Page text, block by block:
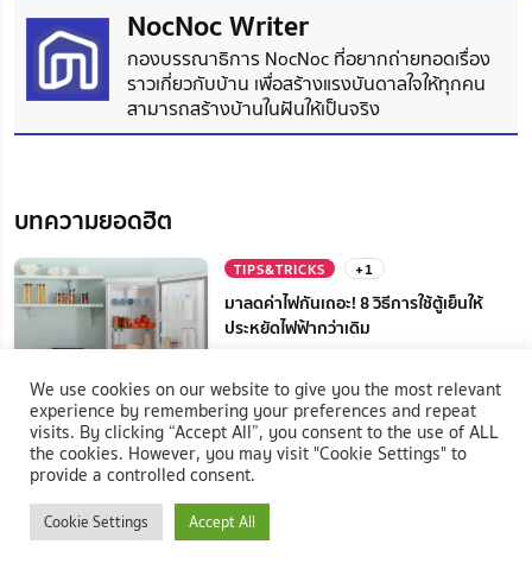
NocNoc Writer
กองบรรณาธิการ NocNoc ที่อยากถ่ายทอดเรื่อง
ราวเกี่ยวกับบ้าน เพื่อสร้างแรงบันดาลใจให้ทุกคน
สามารถสร้างบ้านในฝันให้เป็นจริง
บทความยอดฮิต
5.7K
TIPS&TRICKS +1
มาลดค่าไฟกันเถอะ! 8 วิธีการใช้ตู้เย็นให้
ประหยัดไฟฟ้ากว่าเดิม
โพสต์เมื่อ 10 Oct 2022
IDEA&INSPIRATION
แชร์ไอเดีย 20 แบบฝ้าหลุมสวย ๆ สไตล์ไหนก็
สวยโดนใจ
We use cookies on our website to give you the most relevant
experience by remembering your preferences and repeat
visits. By clicking “Accept All”, you consent to the use of ALL
the cookies. However, you may visit "Cookie Settings" to
provide a controlled consent.
Cookie Settings Accept All